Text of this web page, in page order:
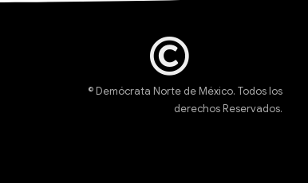
© Demócrata Norte de México. Todos los
derechos Reservados.